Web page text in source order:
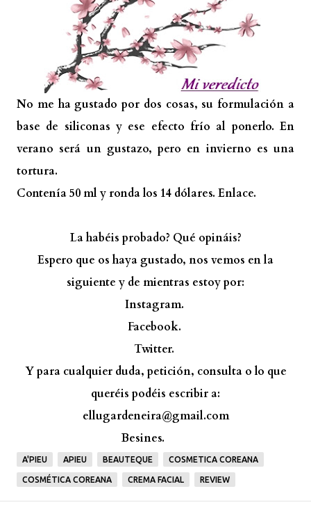
No me ha gustado por dos cosas, su formulación a
base de siliconas y ese efecto frío al ponerlo. En
verano será un gustazo, pero en invierno es una
tortura.
Contenía 50 ml y ronda los 14 dólares. Enlace.
La habéis probado? Qué opináis?
Espero que os haya gustado, nos vemos en la
siguiente y de mientras estoy por:
Instagram.
Facebook.
Twitter.
Y para cualquier duda, petición, consulta o lo que
queréis podéis escribir a:
ellugardeneira@gmail.com
Besines.
A'PIEU APIEU BEAUTEQUE COSMETICA COREANA
COSMÉTICA COREANA CREMA FACIAL REVIEW